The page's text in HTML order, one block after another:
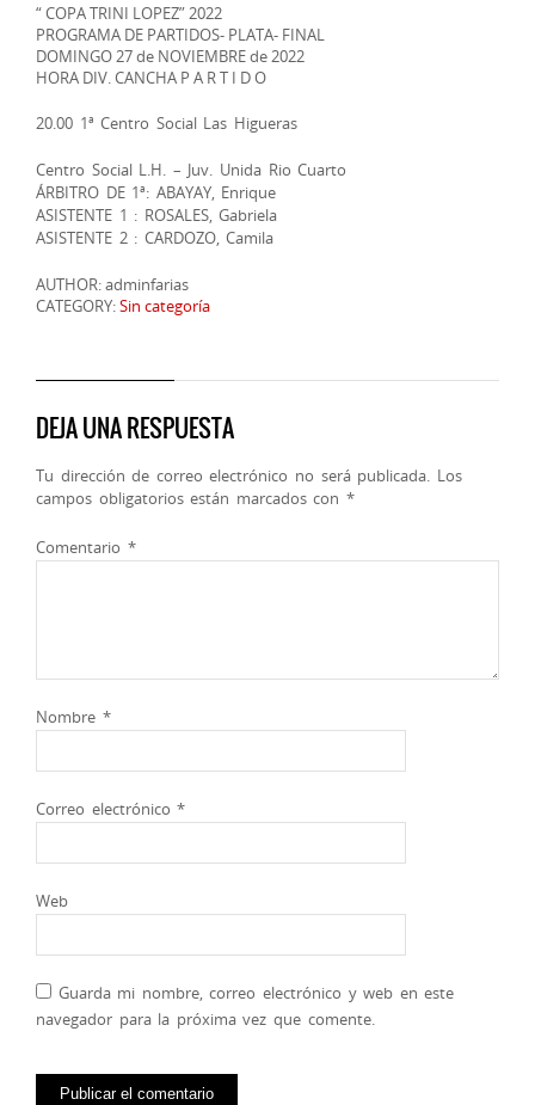
“ COPA TRINI LOPEZ” 2022
PROGRAMA DE PARTIDOS- PLATA- FINAL
DOMINGO 27 de NOVIEMBRE de 2022
HORA DIV. CANCHA P A R T I D O
20.00 1ª Centro Social Las Higueras
Centro Social L.H. – Juv. Unida Rio Cuarto
ÁRBITRO DE 1ª: ABAYAY, Enrique
ASISTENTE 1 : ROSALES, Gabriela
ASISTENTE 2 : CARDOZO, Camila
AUTHOR: adminfarias
CATEGORY:Sin categoría
DEJA UNA RESPUESTA
Tu dirección de correo electrónico no será publicada. Los
campos obligatorios están marcados con *
Comentario *
Nombre *
Correo electrónico*
Web
Guarda mi nombre, correo electrónico y web en este
navegador para la próxima vez que comente.